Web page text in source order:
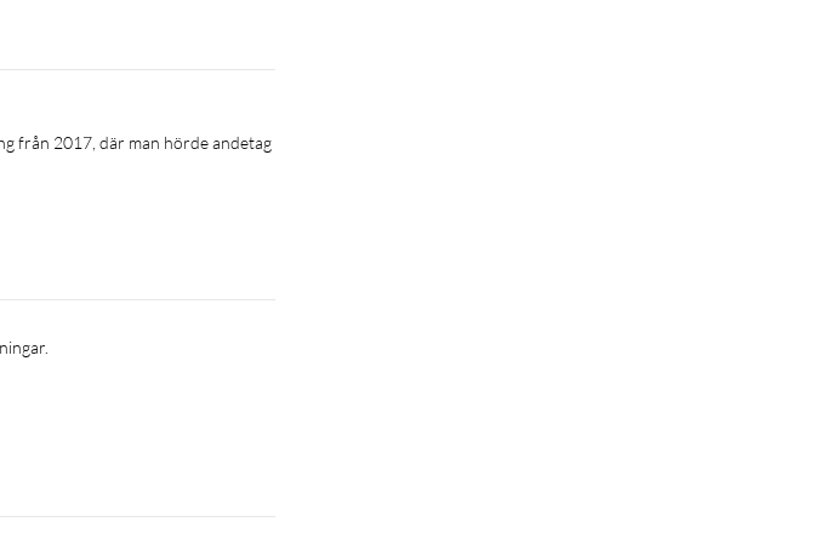
nya Samsung Galaxy-enhet.
sätt med One UI.
från 2017, där man hörde andetag